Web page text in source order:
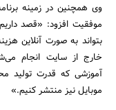
وی همچنین در زمینه
موفقیت افزود: «قصد
بتواند به صورت آنلاین
خارج از سایت انجام
آموزشی که قدرت تولید
موبایل نیز منتشر کنیم.»